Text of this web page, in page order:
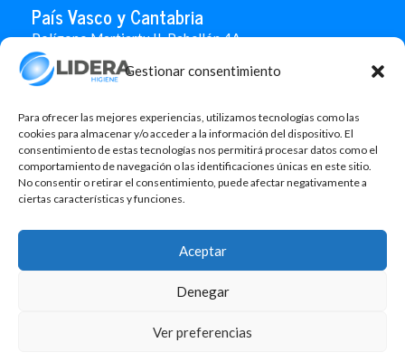
Gestionar consentimiento
Para ofrecer las mejores experiencias, utilizamos tecnologías como las
cookies para almacenar y/o acceder a la información del dispositivo. El
consentimiento de estas tecnologías nos permitirá procesar datos como el
comportamiento de navegación o las identificaciones únicas en este sitio.
No consentir o retirar el consentimiento, puede afectar negativamente a
ciertas características y funciones.
Aceptar
Denegar
Ver preferencias
País Vasco y Cantabria
Polígono Martiartu II. Pabellón 4A
48480 Arrigorriaga
Bizkaia
666 451 184
info.paisvasco@liderahigiene.com
Linked In
©2026 Lidera Higiene, S.L. Todos los derechos reservados.